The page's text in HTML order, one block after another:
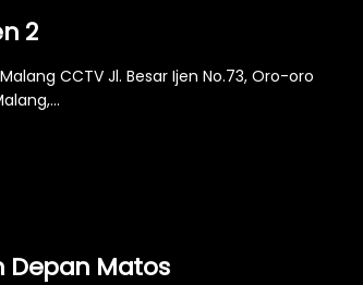
2
CCTV Jl. Besar Ijen No.73, Oro-oro
Depan Matos